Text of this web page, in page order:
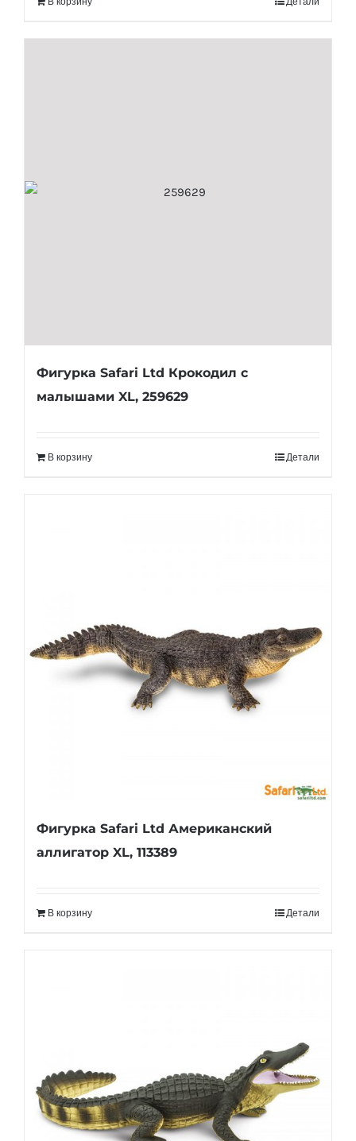
Фигурка Safari Ltd Крокодил с
малышами XL, 259629
В корзину Детали
Фигурка Safari Ltd Американский
аллигатор XL, 113389
В корзину Детали